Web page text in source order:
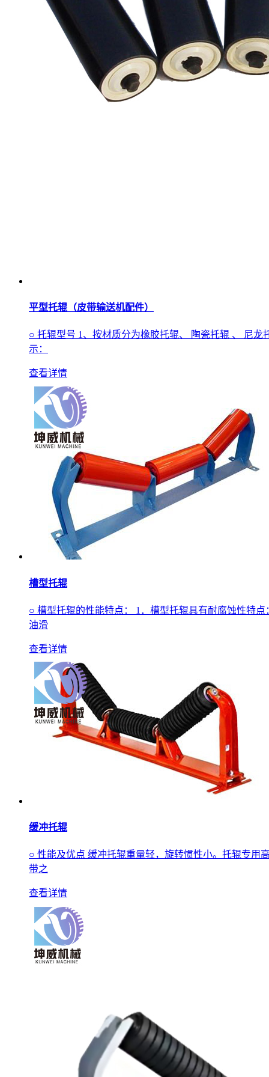
平型托辊（皮带输送机配件）
○ 托辊型号 1、按材质分为橡胶托辊、 陶瓷托辊 、 尼
示：
查看详情
槽型托辊
○ 槽型托辊的性能特点： 1．槽型托辊具有耐腐蚀性特
油滑
查看详情
缓冲托辊
○ 性能及优点 缓冲托辊重量轻，旋转惯性小。托辊专用
带之
查看详情